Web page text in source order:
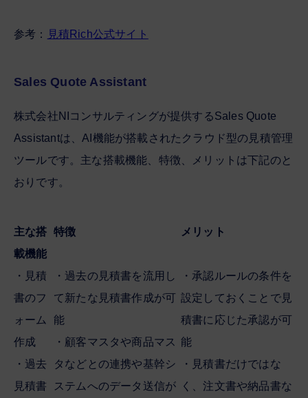
参考： 見積Rich公式サイト
Sales Quote Assistant
株式会社NIコンサルティングが提供するSales Quote
Assistantは、AI機能が搭載されたクラウド型の見積管理
ツールです。主な搭載機能、特徴、メリットは下記のと
おりです。
主な搭
載機能
特徴 メリット
・見積
書のフ
ォーム
作成
・過去
見積書
・過去の見積書を流用し
て新たな見積書作成が可
能
・顧客マスタや商品マス
タなどとの連携や基幹シ
ステムへのデータ送信が
・承認ルールの条件を
設定しておくことで見
積書に応じた承認が可
能
・見積書だけではな
く、注文書や納品書な